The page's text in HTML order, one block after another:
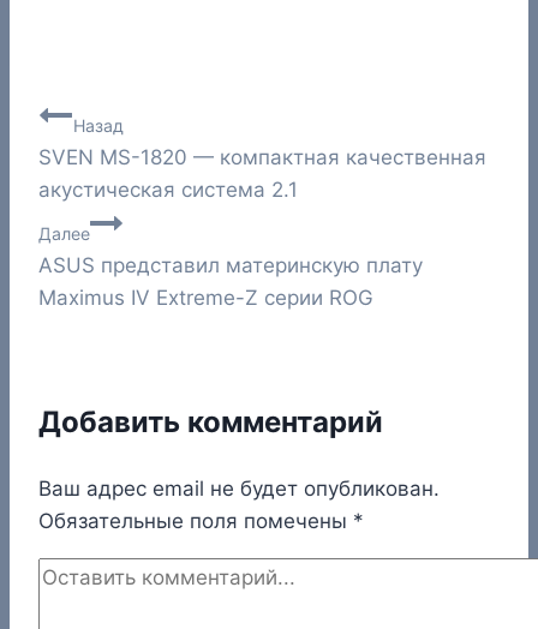
Навигация
по
записям
Назад
SVEN MS-1820 — компактная качественная
акустическая система 2.1
Далее
ASUS представил материнскую плату
Maximus IV Extreme-Z серии ROG
Добавить комментарий
Ваш адрес email не будет опубликован.
Обязательные поля помечены *